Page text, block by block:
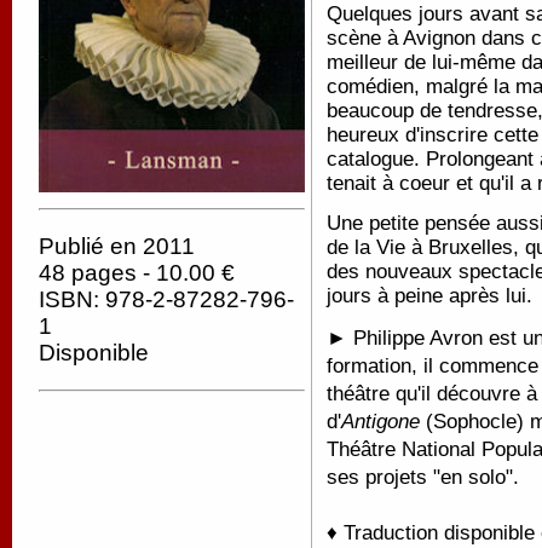
Publié en 2011
48 pages - 10.00 €
ISBN: 978-2-87282-796-
1
Disponible
Quelques jours avant
scène à Avignon dans
meilleur de lui-même
comédien, malgré la
beaucoup de
heureux d'inscrire
catalogue.
tenait à coeur et qu'il
Une petite pensée
de la Vie à Bruxelles,
des nouveaux
jours à peine après lui.
► Philippe Avron est
formation, il
théâtre qu'il découvre
d'Antigone (Sophocle)
Théâtre National
ses projets "en solo".
♦ Traduction